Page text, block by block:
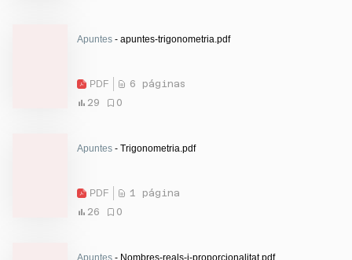
Apuntes - apuntes-trigonometria.pdf
PDF
6 páginas
29
0
Apuntes - Trigonometria.pdf
PDF
1 página
26
0
Apuntes - Nombres-reals-i-proporcionalitat.pdf